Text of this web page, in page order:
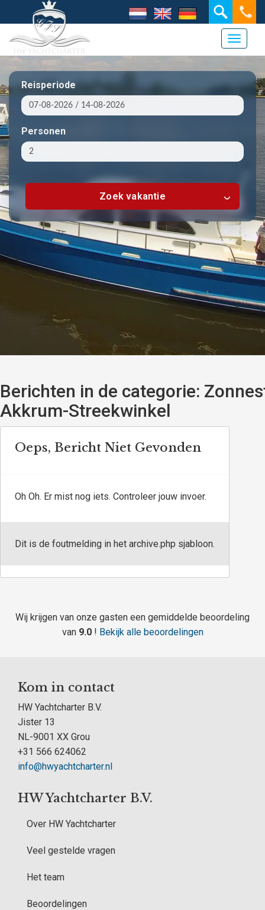
Reisperiode
Personen
Zoek vakantie
Toggle
Berichten in de categorie:
Akkrum-Streekwinkel
Oeps, Bericht Niet Gevonden
Oh Oh. Er mist nog iets. Controleer jouw invoer.
Dit is de foutmelding in het archive.php sjabloon.
Wij krijgen van onze gasten een gemiddelde beoordeling
van 9.0 ! Bekijk alle beoordelingen
Kom in contact
HW Yachtcharter B.V.
Jister 13
NL-9001 XX Grou
+31 566 624062
info@hwyachtcharter.nl
HW Yachtcharter B.V.
Over HW Yachtcharter
Veel gestelde vragen
Het team
Beoordelingen